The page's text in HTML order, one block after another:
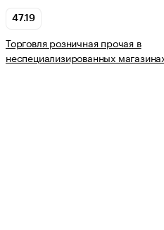
47.19
Торговля розничная прочая в
неспециализированных